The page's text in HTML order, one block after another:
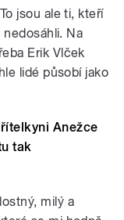
jsou ale ti, kteří
Na
Erik Vlček
lidé působí jako
Anežce
tak
milý a